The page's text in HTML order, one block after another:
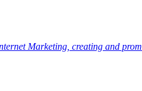
Marketing, сreating and